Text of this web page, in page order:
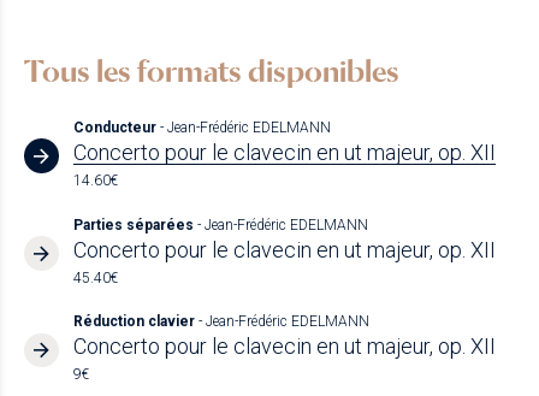
Tous les formats disponibles
Conducteur - Jean-Frédéric EDELMANN
Concerto pour le clavecin en ut majeur, op. XII
14.60€
Parties séparées - Jean-Frédéric EDELMANN
Concerto pour le clavecin en ut majeur, op. XII
45.40€
Réduction clavier - Jean-Frédéric EDELMANN
Concerto pour le clavecin en ut majeur, op. XII
9€